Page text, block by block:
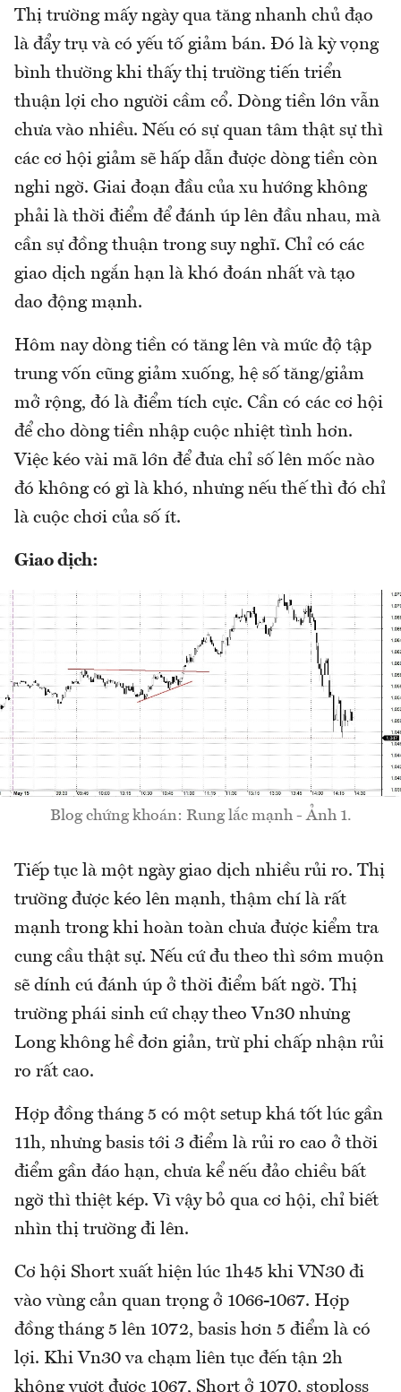
Thị trường mấy ngày qua tăng nhanh chủ đạo
là đẩy trụ và có yếu tố giảm bán. Đó là kỳ vọng
bình thường khi thấy thị trường tiến triển
thuận lợi cho người cầm cổ. Dòng tiền lớn vẫn
chưa vào nhiều. Nếu có sự quan tâm thật sự thì
các cơ hội giảm sẽ hấp dẫn được dòng tiền còn
nghi ngờ. Giai đoạn đầu của xu hướng không
phải là thời điểm để đánh úp lên đầu nhau, mà
cần sự đồng thuận trong suy nghĩ. Chỉ có các
giao dịch ngắn hạn là khó đoán nhất và tạo
dao động mạnh.
Hôm nay dòng tiền có tăng lên và mức độ tập
trung vốn cũng giảm xuống, hệ số tăng/giảm
mở rộng, đó là điểm tích cực. Cần có các cơ hội
để cho dòng tiền nhập cuộc nhiệt tình hơn.
Việc kéo vài mã lớn để đưa chỉ số lên mốc nào
đó không có gì là khó, nhưng nếu thế thì đó chỉ
là cuộc chơi của số ít.
Giao dịch:
Blog chứng khoán: Rung lắc mạnh - Ảnh 1.
Tiếp tục là một ngày giao dịch nhiều rủi ro. Thị
trường được kéo lên mạnh, thậm chí là rất
mạnh trong khi hoàn toàn chưa được kiểm tra
cung cầu thật sự. Nếu cứ đu theo thì sớm muộn
sẽ dính cú đánh úp ở thời điểm bất ngờ. Thị
trường phái sinh cứ chạy theo Vn30 nhưng
Long không hề đơn giản, trừ phi chấp nhận rủi
ro rất cao.
Hợp đồng tháng 5 có một setup khá tốt lúc gần
11h, nhưng basis tới 3 điểm là rủi ro cao ở thời
điểm gần đáo hạn, chưa kể nếu đảo chiều bất
ngờ thì thiệt kép. Vì vậy bỏ qua cơ hội, chỉ biết
nhìn thị trường đi lên.
Cơ hội Short xuất hiện lúc 1h45 khi VN30 đi
vào vùng cản quan trọng ở 1066-1067. Hợp
đồng tháng 5 lên 1072, basis hơn 5 điểm là có
lợi. Khi Vn30 va chạm liên tục đến tận 2h
không vượt được 1067, Short ở 1070, stoploss